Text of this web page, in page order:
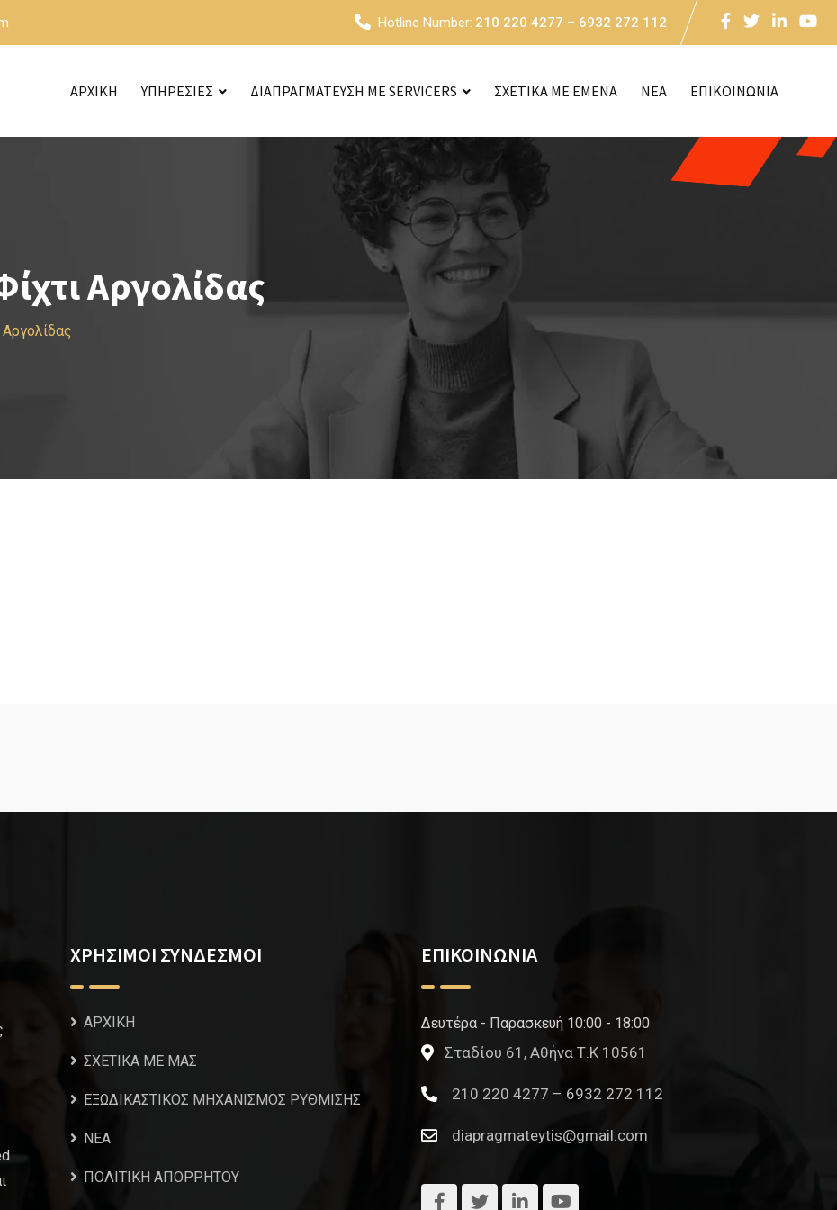
Hotline Number: 210 220 4277 – 6932 272 112
ΑΡΧΙΚΗ ΥΠΗΡΕΣΙΕΣ ΔΙΑΠΡΑΓΜΑΤΕΥΣΗ ΜΕ SERVICERS ΣΧΕΤΙΚΑ ΜΕ ΕΜΕΝΑ NEA ΕΠΙΚΟΙΝΩΝΙΑ
Αργολίδας
Αργολίδας
ΧΡΗΣΙΜΟΙ ΣΥΝΔΕΣΜΟΙ
ΑΡΧΙΚΗ
ΣΧΕΤΙΚΑ ΜΕ ΜΑΣ
ΕΞΩΔΙΚΑΣΤΙΚΟΣ ΜΗΧΑΝΙΣΜΟΣ ΡΥΘΜΙΣΗΣ
NEA
ΠΟΛΙΤΙΚΗ ΑΠΟΡΡΗΤΟΥ
ΕΠΙΚΟΙΝΩΝΙΑ
Δευτέρα - Παρασκευή 10:00 - 18:00
Σταδίου 61, Αθήνα Τ.Κ 10561
210 220 4277 – 6932 272 112
diapragmateytis@gmail.com